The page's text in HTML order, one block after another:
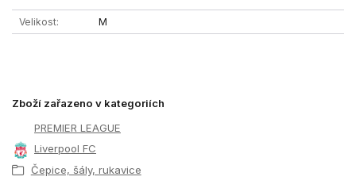
Velikost M
Zboží zařazeno v kategoriích
PREMIER LEAGUE
Liverpool FC
Čepice, šály, rukavice